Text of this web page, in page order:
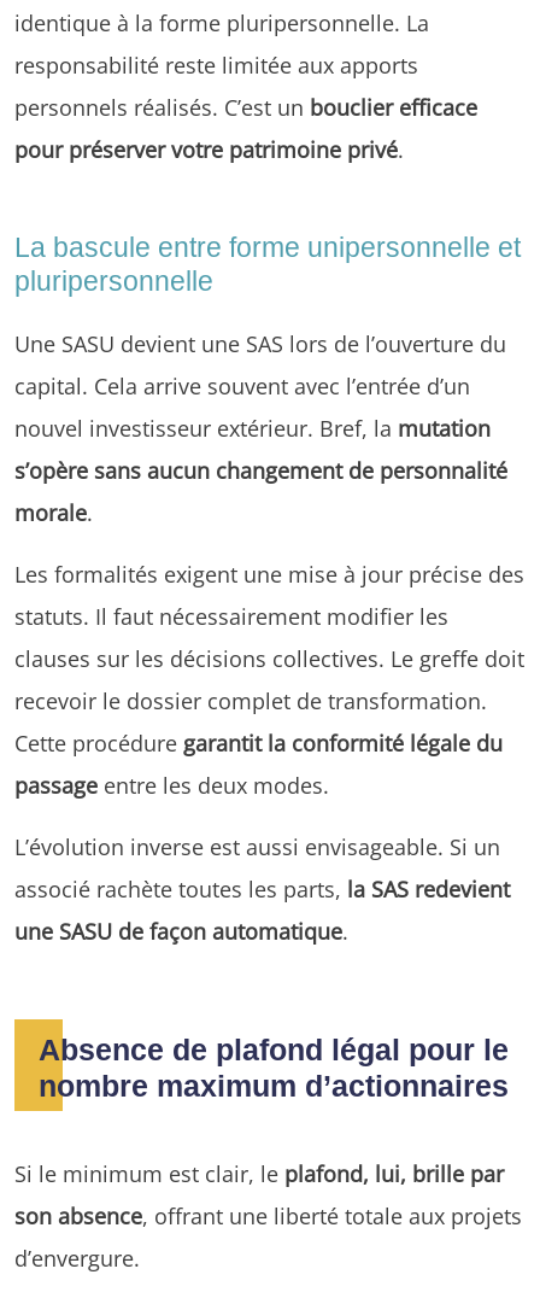
identique à la forme pluripersonnelle. La
responsabilité reste limitée aux apports
personnels réalisés. C’est un bouclier efficace
pour préserver votre patrimoine privé.
La bascule entre forme unipersonnelle et
pluripersonnelle
Une SASU devient une SAS lors de l’ouverture du
capital. Cela arrive souvent avec l’entrée d’un
nouvel investisseur extérieur. Bref, la mutation
s’opère sans aucun changement de personnalité
morale.
Les formalités exigent une mise à jour précise des
statuts. Il faut nécessairement modifier les
clauses sur les décisions collectives. Le greffe doit
recevoir le dossier complet de transformation.
Cette procédure garantit la conformité légale du
passage entre les deux modes.
L’évolution inverse est aussi envisageable. Si un
associé rachète toutes les parts, la SAS redevient
une SASU de façon automatique.
Absence de plafond légal pour le
nombre maximum d’actionnaires
Si le minimum est clair, le plafond, lui, brille par
son absence, offrant une liberté totale aux projets
d’envergure.